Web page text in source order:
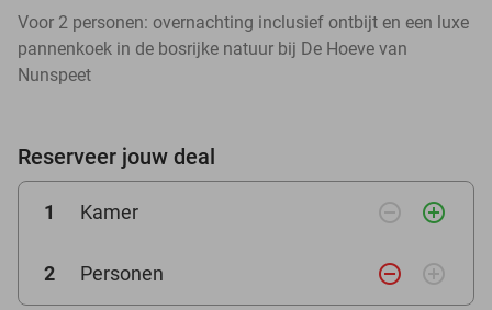
Voor 2 personen: overnachting inclusief ontbijt en een luxe
pannenkoek in de bosrijke natuur bij De Hoeve van
Nunspeet
Reserveer jouw deal
1 Kamer remove_circle_outline add_circle_outline
2 Personen remove_circle_outline add_circle_outline